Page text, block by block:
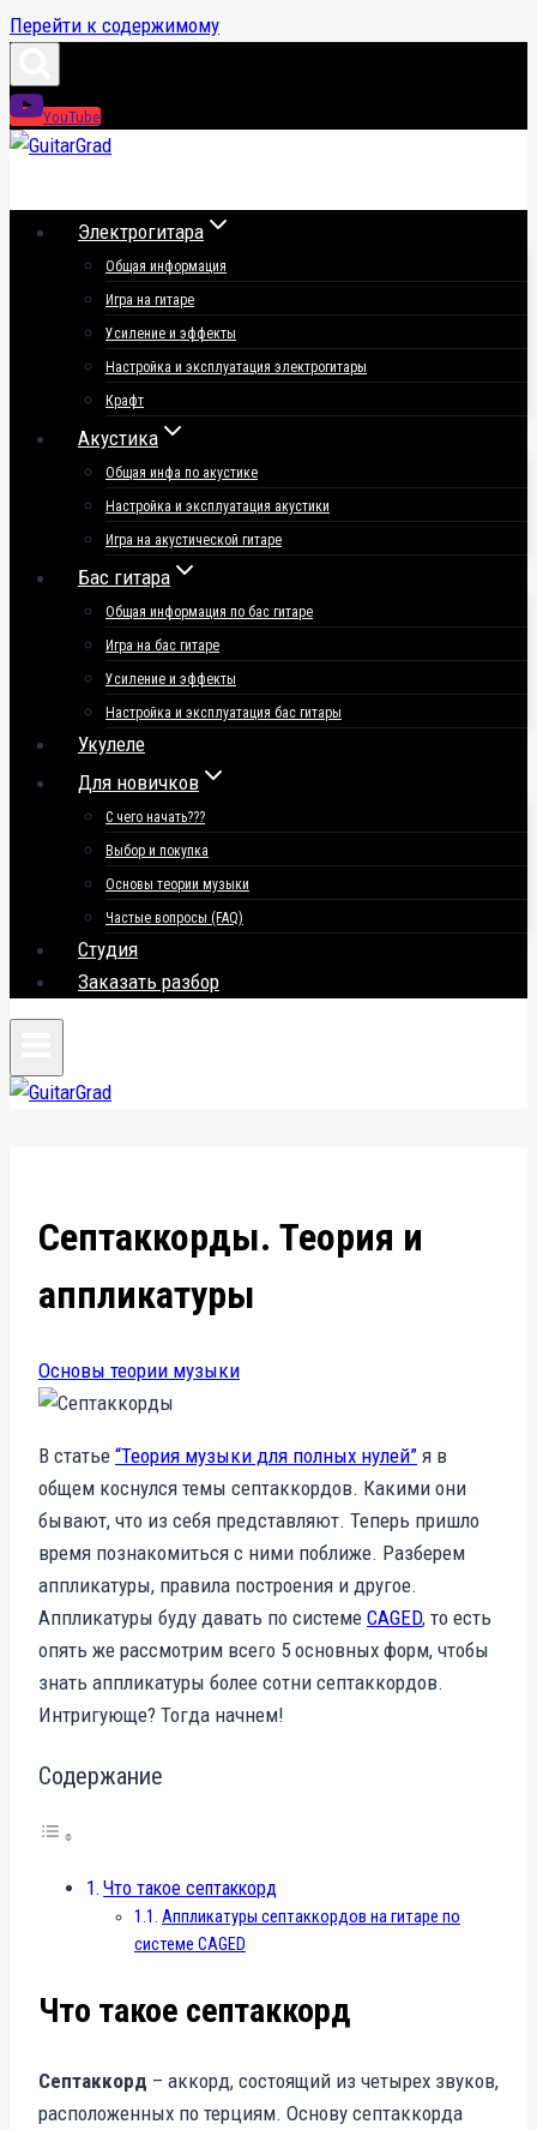
Перейти к содержимому
YouTube
Электрогитара
Общая информация
Игра на гитаре
Усиление и эффекты
Настройка и эксплуатация электрогитары
Крафт
Акустика
Общая инфа по акустике
Настройка и эксплуатация акустики
Игра на акустической гитаре
Бас гитара
Общая информация по бас гитаре
Игра на бас гитаре
Усиление и эффекты
Настройка и эксплуатация бас гитары
Укулеле
Для новичков
С чего начать???
Выбор и покупка
Основы теории музыки
Частые вопросы (FAQ)
Студия
Заказать разбор
Септаккорды. Теория и
аппликатуры
Основы теории музыки
В статье “Теория музыки для полных нулей” я в
общем коснулся темы септаккордов. Какими они
бывают, что из себя представляют. Теперь пришло
время познакомиться с ними поближе. Разберем
аппликатуры, правила построения и другое.
Аппликатуры буду давать по системе CAGED, то есть
опять же рассмотрим всего 5 основных форм, чтобы
знать аппликатуры более сотни септаккордов.
Интригующе? Тогда начнем!
Содержание
Что такое септаккорд
Аппликатуры септаккордов на гитаре по
системе CAGED
Что такое септаккорд
Септаккорд – аккорд, состоящий из четырех звуков,
расположенных по терциям. Основу септаккорда